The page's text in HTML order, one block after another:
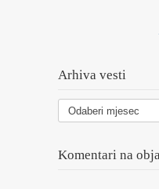
Arhiva vesti
Arhiva
vesti
Komentari na